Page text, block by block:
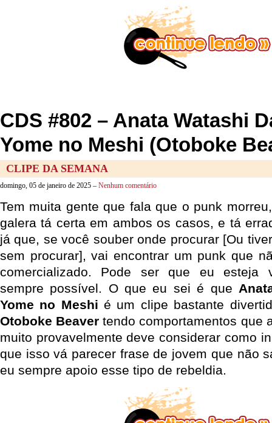
CDS #802 – Anata Watashi
Yome no Meshi (Otoboke
CLIPE DA SEMANA
domingo, 05 de janeiro de 2025 – Nenhum comentário
Tem muita gente que fala que o punk
galera tá certa em ambos os casos, e tá
já que, se você souber onde procurar [Ou
sem procurar], vai encontrar um punk que
comercializado. Pode ser que eu esteja
sempre possível. O que eu sei é que
Yome no Meshi é um clipe bastante
Otoboke Beaver tendo comportamentos que
muito provavelmente deve considerar como
que isso vá parecer frase de jovem que não
eu sempre apoio esse tipo de rebeldia.